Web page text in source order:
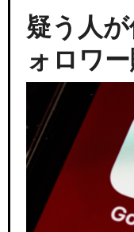
疑う人
ォロワ